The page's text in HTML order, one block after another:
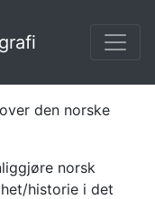
den norske
norsk
historie i det